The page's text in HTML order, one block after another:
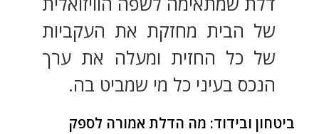
של הבית מחזקת את העקביות
של כל החזית ומעלה את ערך
הנכס בעיני כל מי שמביט בה.
ביטחון ובידוד: מה הדלת אמורה לספק